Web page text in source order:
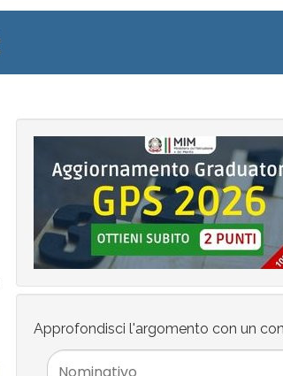
Approfondisci l'argomento con un